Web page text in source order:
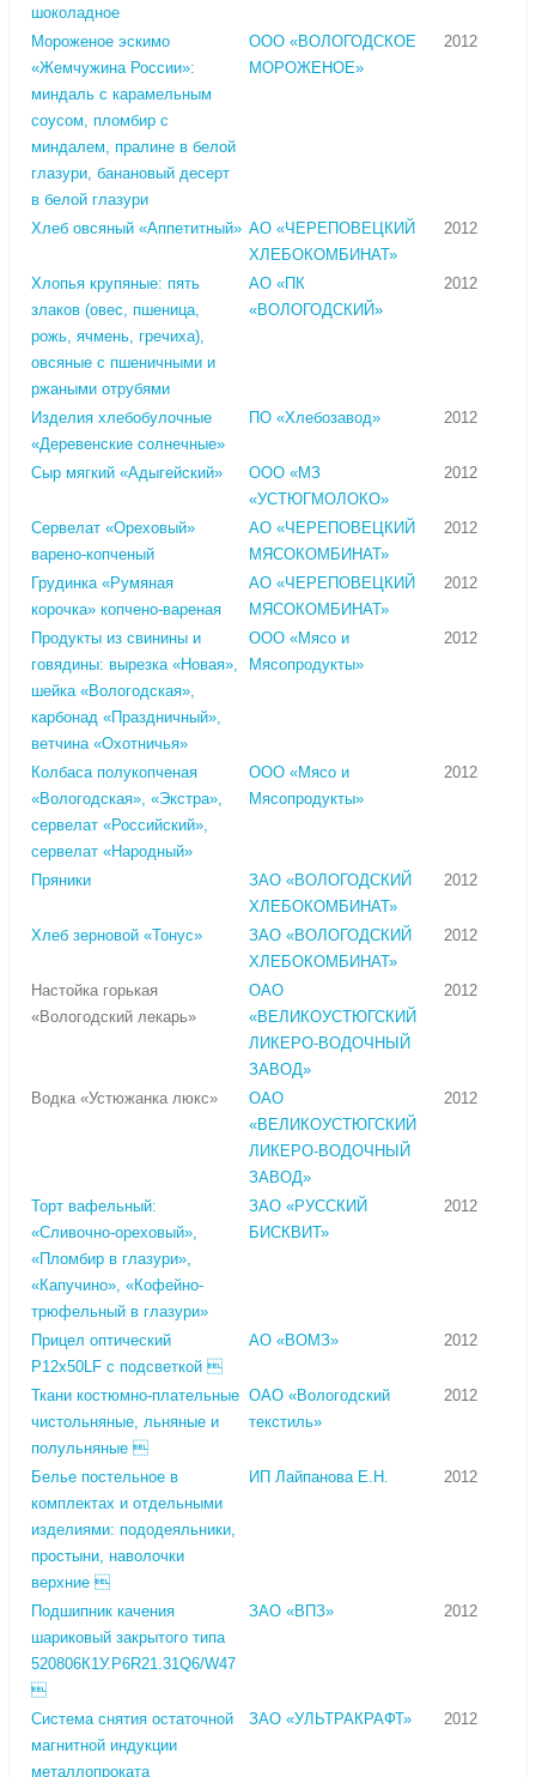
шоколадное
Мороженое эскимо
«Жемчужина России»:
миндаль с карамельным
соусом, пломбир с
миндалем, пралине в белой
глазури, банановый десерт
в белой глазури
ООО «ВОЛОГОДСКОЕ
МОРОЖЕНОЕ»
2012
Хлеб овсяный «Аппетитный» АО «ЧЕРЕПОВЕЦКИЙ
ХЛЕБОКОМБИНАТ»
2012
Хлопья крупяные: пять
злаков (овес, пшеница,
рожь, ячмень, гречиха),
овсяные с пшеничными и
ржаными отрубями
АО «ПК
«ВОЛОГОДСКИЙ»
2012
Изделия хлебобулочные
«Деревенские солнечные»
ПО «Хлебозавод» 2012
Сыр мягкий «Адыгейский»
ООО «МЗ
«УСТЮГМОЛОКО»
2012
Сервелат «Ореховый»
варено-копченый
АО «ЧЕРЕПОВЕЦКИЙ
МЯСОКОМБИНАТ»
2012
Грудинка «Румяная
корочка» копчено-вареная
АО «ЧЕРЕПОВЕЦКИЙ
МЯСОКОМБИНАТ»
2012
Продукты из свинины и
говядины: вырезка «Новая»,
шейка «Вологодская»,
карбонад «Праздничный»,
ветчина «Охотничья»
ООО «Мясо и
Мясопродукты»
2012
Колбаса полукопченая
«Вологодская», «Экстра»,
сервелат «Российский»,
сервелат «Народный»
ООО «Мясо и
Мясопродукты»
2012
Пряники
ЗАО «ВОЛОГОДСКИЙ
ХЛЕБОКОМБИНАТ»
2012
Хлеб зерновой «Тонус»
ЗАО «ВОЛОГОДСКИЙ
ХЛЕБОКОМБИНАТ»
2012
Настойка горькая
«Вологодский лекарь»
ОАО
«ВЕЛИКОУСТЮГСКИЙ
ЛИКЕРО-ВОДОЧНЫЙ
ЗАВОД»
2012
Водка «Устюжанка люкс»
ОАО
«ВЕЛИКОУСТЮГСКИЙ
ЛИКЕРО-ВОДОЧНЫЙ
ЗАВОД»
2012
Торт вафельный:
«Сливочно-ореховый»,
«Пломбир в глазури»,
«Капучино», «Кофейно-
трюфельный в глазури»
ЗАО «РУССКИЙ
БИСКВИТ»
2012
Прицел оптический
Р12х50LF с подсветкой 
АО «ВОМЗ» 2012
Ткани костюмно-плательные
чистольняные, льняные и
полульняные 
ОАО «Вологодский
текстиль»
2012
Белье постельное в
комплектах и отдельными
изделиями: пододеяльники,
простыни, наволочки
верхние 
ИП Лайпанова Е.Н. 2012
Подшипник качения
шариковый закрытого типа
520806К1У.Р6R21.31Q6/W47

ЗАО «ВПЗ» 2012
Система снятия остаточной
магнитной индукции
металлопроката
ЗАО «УЛЬТРАКРАФТ» 2012